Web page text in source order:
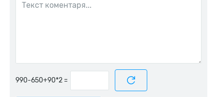
=